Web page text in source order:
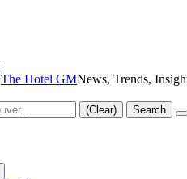
The Hotel GMNews, Trends,
(Clear) Search